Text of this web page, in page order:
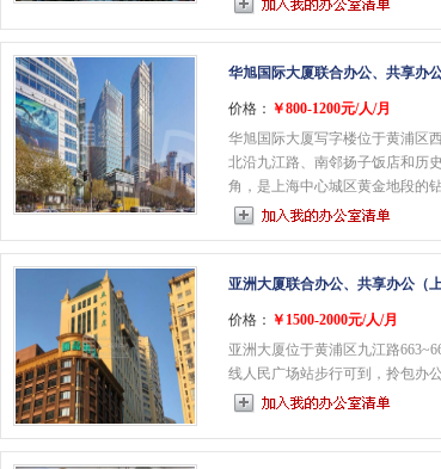
华旭国际大厦联合办公、共享办
价格： ￥800-1200元/人/月
华旭国际大厦写字楼位于黄浦区
北沿九江路、南邻扬子饭店和历
角，是上海中心城区黄金地段的
亚洲大厦联合办公、共享办公（
价格： ￥1500-2000元/人/月
亚洲大厦位于黄浦区九江路
线人民广场站步行可到，拎包办